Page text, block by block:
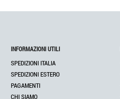
INFORMAZIONI UTILI
SPEDIZIONI ITALIA
SPEDIZIONI ESTERO
PAGAMENTI
CHI SIAMO